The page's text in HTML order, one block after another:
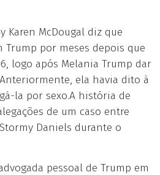
Karen McDougal diz que
por meses depois que
logo após Melania Trump dar
ela havia dito à
la por sexo.A história de
de um caso entre
Daniels durante o
pessoal de Trump em